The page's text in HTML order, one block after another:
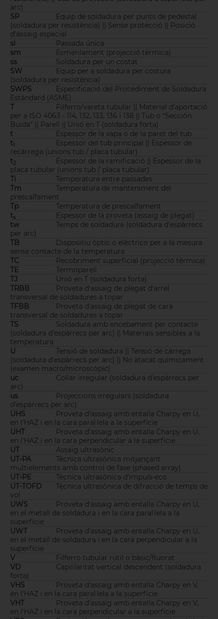
arc)
SP
Equip de soldadura per punts de pedestal
(soldadura per resistència) || Sense protecció || Posició
d'assaig especial
sl
Passada única
sm
Esmerilament (projecció tèrmica)
ss
Soldadura per un costat
SW
Equip per a soldadura per costura
(soldadura per resistència)
SWPS
Especificació del Procediment de Soldadura
Estàndard (ASME)
T
Filferro/vareta tubular || Material d'aportació
per a ISO 4063 - 114, 132, 133, 136 i 138 || Tub o “Sección
Buida” || Parell || Unió en T (soldadura forta)
t
Espessor de la xapa o de la paret del tub
t1
Espessor del tub principal || Espessor de
recàrrega (unions tub / placa tubular)
t2
Espessor de la ramificació || Espessor de la
placa tubular (unions tub / placa tubular)
Ti
Temperatura entre passades
Tm
Temperatura de manteniment del
prescalfament
Tp
Temperatura de prescalfament
ts
Espessor de la proveta (assaig de plegat)
tw
Temps de soldadura (soldadura d'espàrrecs
per arc)
TB
Dispositiu òptic o elèctrico per a la mesura
sense contacte de la temperatura
TC
Recobriment superficial (projecció tèrmica)
TE
Termoparell
TJ
Unió en T (soldadura forta)
TRBB
Proveta d'assaig de plegat d'arrel
transversal de soldadures a topar
TFBB
Proveta d'assaig de plegat de cara
transversal de soldadures a topar
TS
Soldadura amb encebament per contacte
(soldadura d'espàrrecs per arc) || Materials sensibles a la
temperatura
U
Tensió de soldadura || Tensió de càrrega
(soldadura d'espàrrecs per arc) || No atacat químicament
(examen macro/microscòpic)
uc
Collar irregular (soldadura d'espàrrecs per
arc)
us
Projeccions irregulars (soldadura
d'espàrrecs per arc)
UHS
Proveta d'assaig amb entalla Charpy en U,
en l'HAZ i en la cara paral·lela a la superfície
UHT
Proveta d'assaig amb entalla Charpy en U,
en l'HAZ i en la cara perpendicular a la superfície
UT
Assaig ultrasònic
UT-PA
Tècnica ultrasònica mitjançant
multielements amb control de fase (phased array)
UT-PE
Tècnica ultrasònica d'impuls-eco
UT-TOFD
Tècnica ultrasònica de difracció de temps de
vol
UWS
Proveta d'assaig amb entalla Charpy en U,
en el metall de soldadura i en la cara paral·lela a la
superfície
UWT
Proveta d'assaig amb entalla Charpy en U,
en el metall de soldadura i en la cara perpendicular a la
superfície
V
Filferro tubular rútil o bàsic/fluorat
VD
Capil·laritat vertical descendent (soldadura
forta)
VHS
Proveta d'assaig amb entalla Charpy en V,
en l'HAZ i en la cara paral·lela a la superfície
VHT
Proveta d'assaig amb entalla Charpy en V,
en l'HAZ i en la cara perpendicular a la superfície